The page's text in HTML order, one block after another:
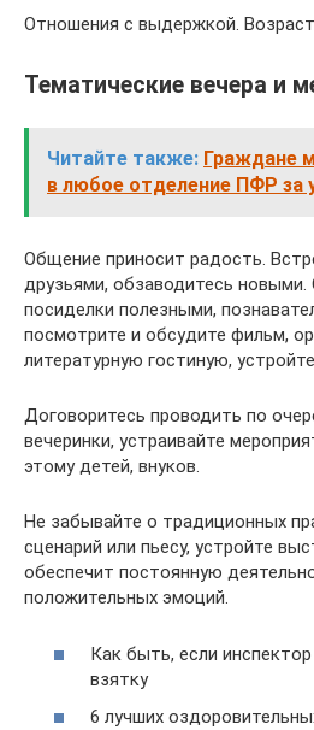
Отношения с выдержкой.
Тематические вечера и
Читайте также: Граждане
в любое отделение ПФР за
Общение приносит радость.
друзьями, обзаводитесь
посиделки полезными,
посмотрите и обсудите фильм,
литературную гостиную,
Договоритесь проводить по
вечеринки, устраивайте
этому детей, внуков.
Не забывайте о традиционных
сценарий или пьесу, устройте
обеспечит постоянную
положительных эмоций.
Как быть, если
взятку
6 лучших